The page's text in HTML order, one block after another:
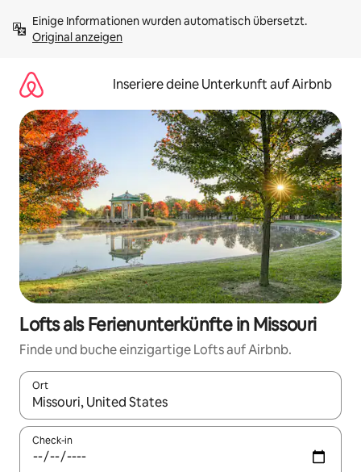
Inhalten
springenOriginal anzeigen
Inseriere deine Unterkunft auf Airbnb
Lofts als Ferienunterkünfte in Missouri
Finde und buche einzigartige Lofts auf Airbnb.
Ort
Wenn Ergebnisse verfügbar sind, navigiere mit den
Check-in